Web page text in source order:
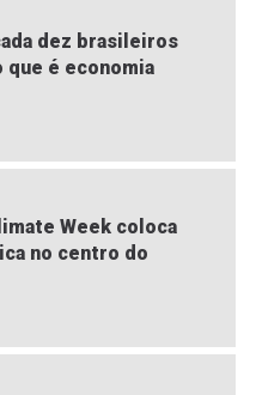
dez brasileiros
que é economia
Week coloca
no centro do